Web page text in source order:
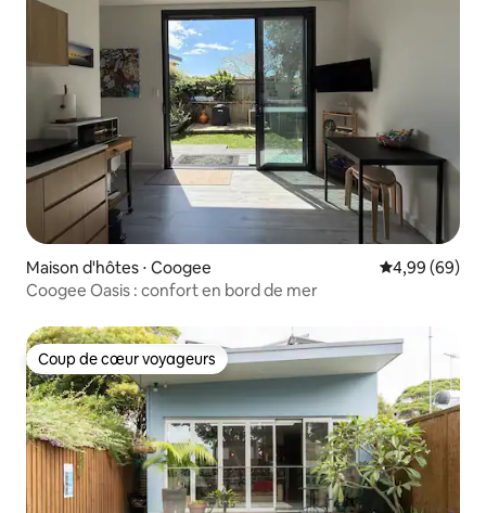
Maison d'hôtes ⋅ Coogee Évaluation
4,99 (69)
Coogee Oasis : confort en bord de mer
Coup de cœur voyageurs
Coup de cœur voyageurs